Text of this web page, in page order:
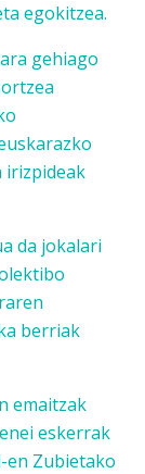
egokitzea.
gehiago
irizpideak
da jokalari
berriak
emaitzak
eskerrak
en Zubietako